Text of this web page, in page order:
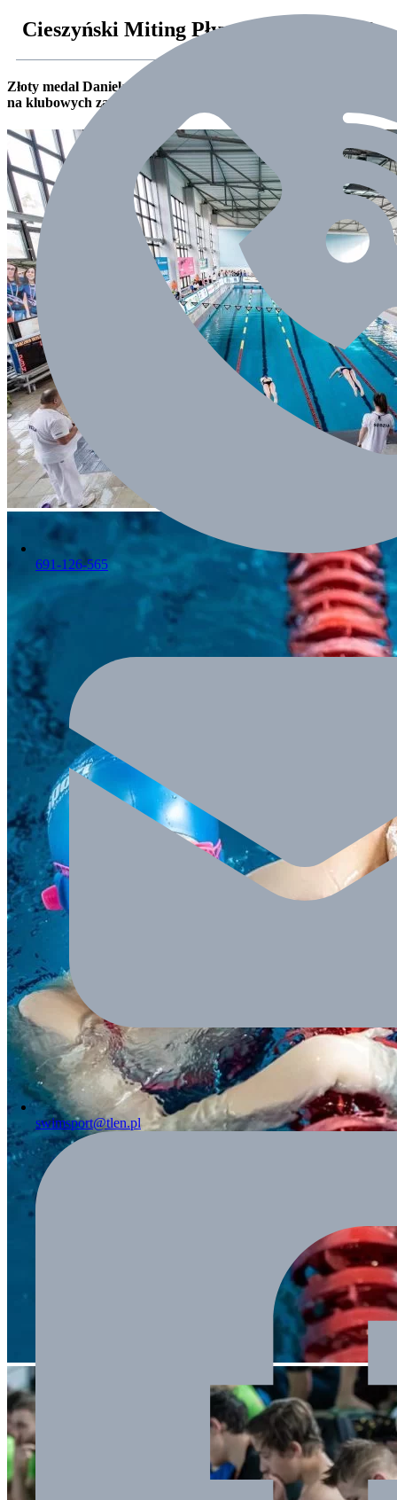
691-126-565
swimsport@tlen.pl
Cieszyński Miting Pływacki 15.02.2020
Złoty medal Daniela Sokalskiego i III miejsce sztafety chłopców
na klubowych zawodach pływackich w Cieszynie!